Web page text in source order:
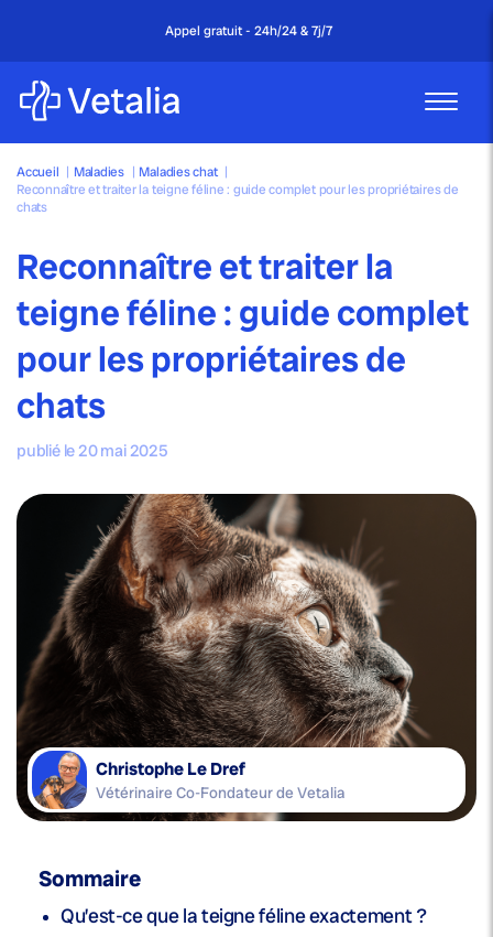
Appel gratuit - 24h/24 & 7j/7
Accueil | Maladies | Maladies chat |
Reconnaître et traiter la teigne féline : guide complet pour les propriétaires de
chats
Christophe Le Dref
Vétérinaire Co-Fondateur de Vetalia
Sommaire
Qu’est-ce que la teigne féline exactement ?
Reconnaître et traiter la
teigne féline : guide complet
pour les propriétaires de
chats
publié le 20 mai 2025